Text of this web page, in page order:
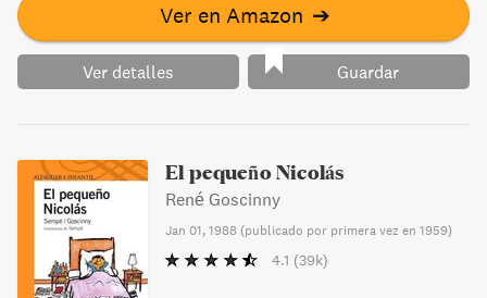
Ver en Amazon ➔
Ver detalles Guardar
El pequeño Nicolás
René Goscinny
Jan 01, 1988 (publicado por primera vez en 1959)
4.1 (39k)